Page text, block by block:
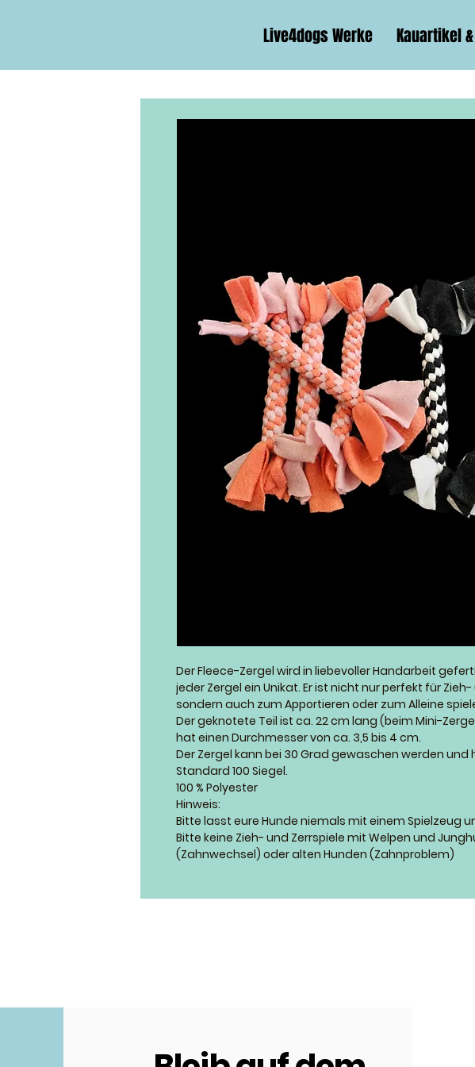
Live4dogs Werke Kauartikel
Der Fleece-Zergel wird in liebevoller Handarbeit
jeder Zergel ein Unikat. Er ist nicht nur perfekt für Zieh-
sondern auch zum Apportieren oder zum Alleine
Der geknotete Teil ist ca. 22 cm lang (beim Mini-
hat einen Durchmesser von ca. 3,5 bis 4 cm.
Der Zergel kann bei 30 Grad gewaschen werden und
Standard 100 Siegel.
100 % Polyester
Hinweis:
Bitte lasst eure Hunde niemals mit einem Spielzeug
Bitte keine Zieh- und Zerrspiele mit Welpen und
(Zahnwechsel) oder alten Hunden (Zahnproblem)